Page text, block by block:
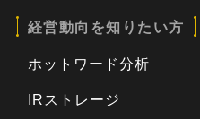
経営動向を知りたい方
ホットワード分析
IRストレージ